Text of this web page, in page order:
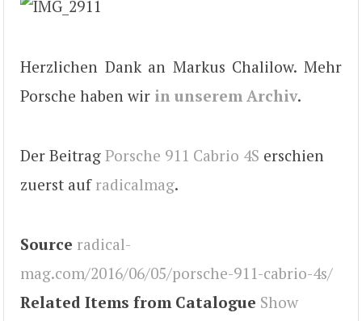
Herzlichen Dank an Markus Chalilow. Mehr
Porsche haben wir in unserem Archiv.
Der Beitrag Porsche 911 Cabrio 4S erschien
zuerst auf radicalmag.
Source radical-
mag.com/2016/06/05/porsche-911-cabrio-4s/
Related Items from Catalogue Show